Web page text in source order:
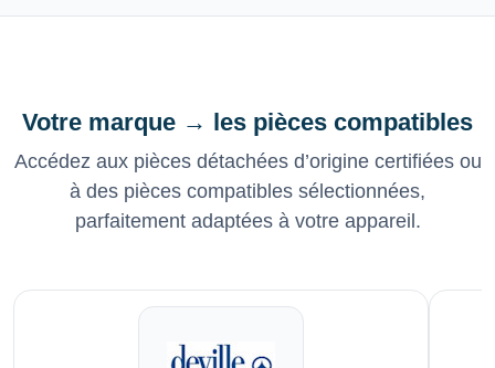
Votre marque → les pièces compatibles
Accédez aux pièces détachées d’origine certifiées ou
à des pièces compatibles sélectionnées,
parfaitement adaptées à votre appareil.